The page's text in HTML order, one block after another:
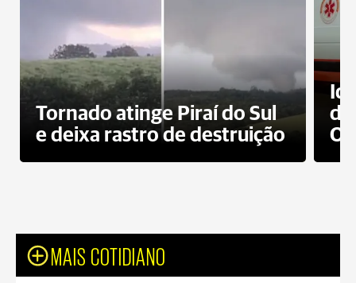
Tornado atinge Piraí do Sul
e deixa rastro de destruição
MAIS COTIDIANO